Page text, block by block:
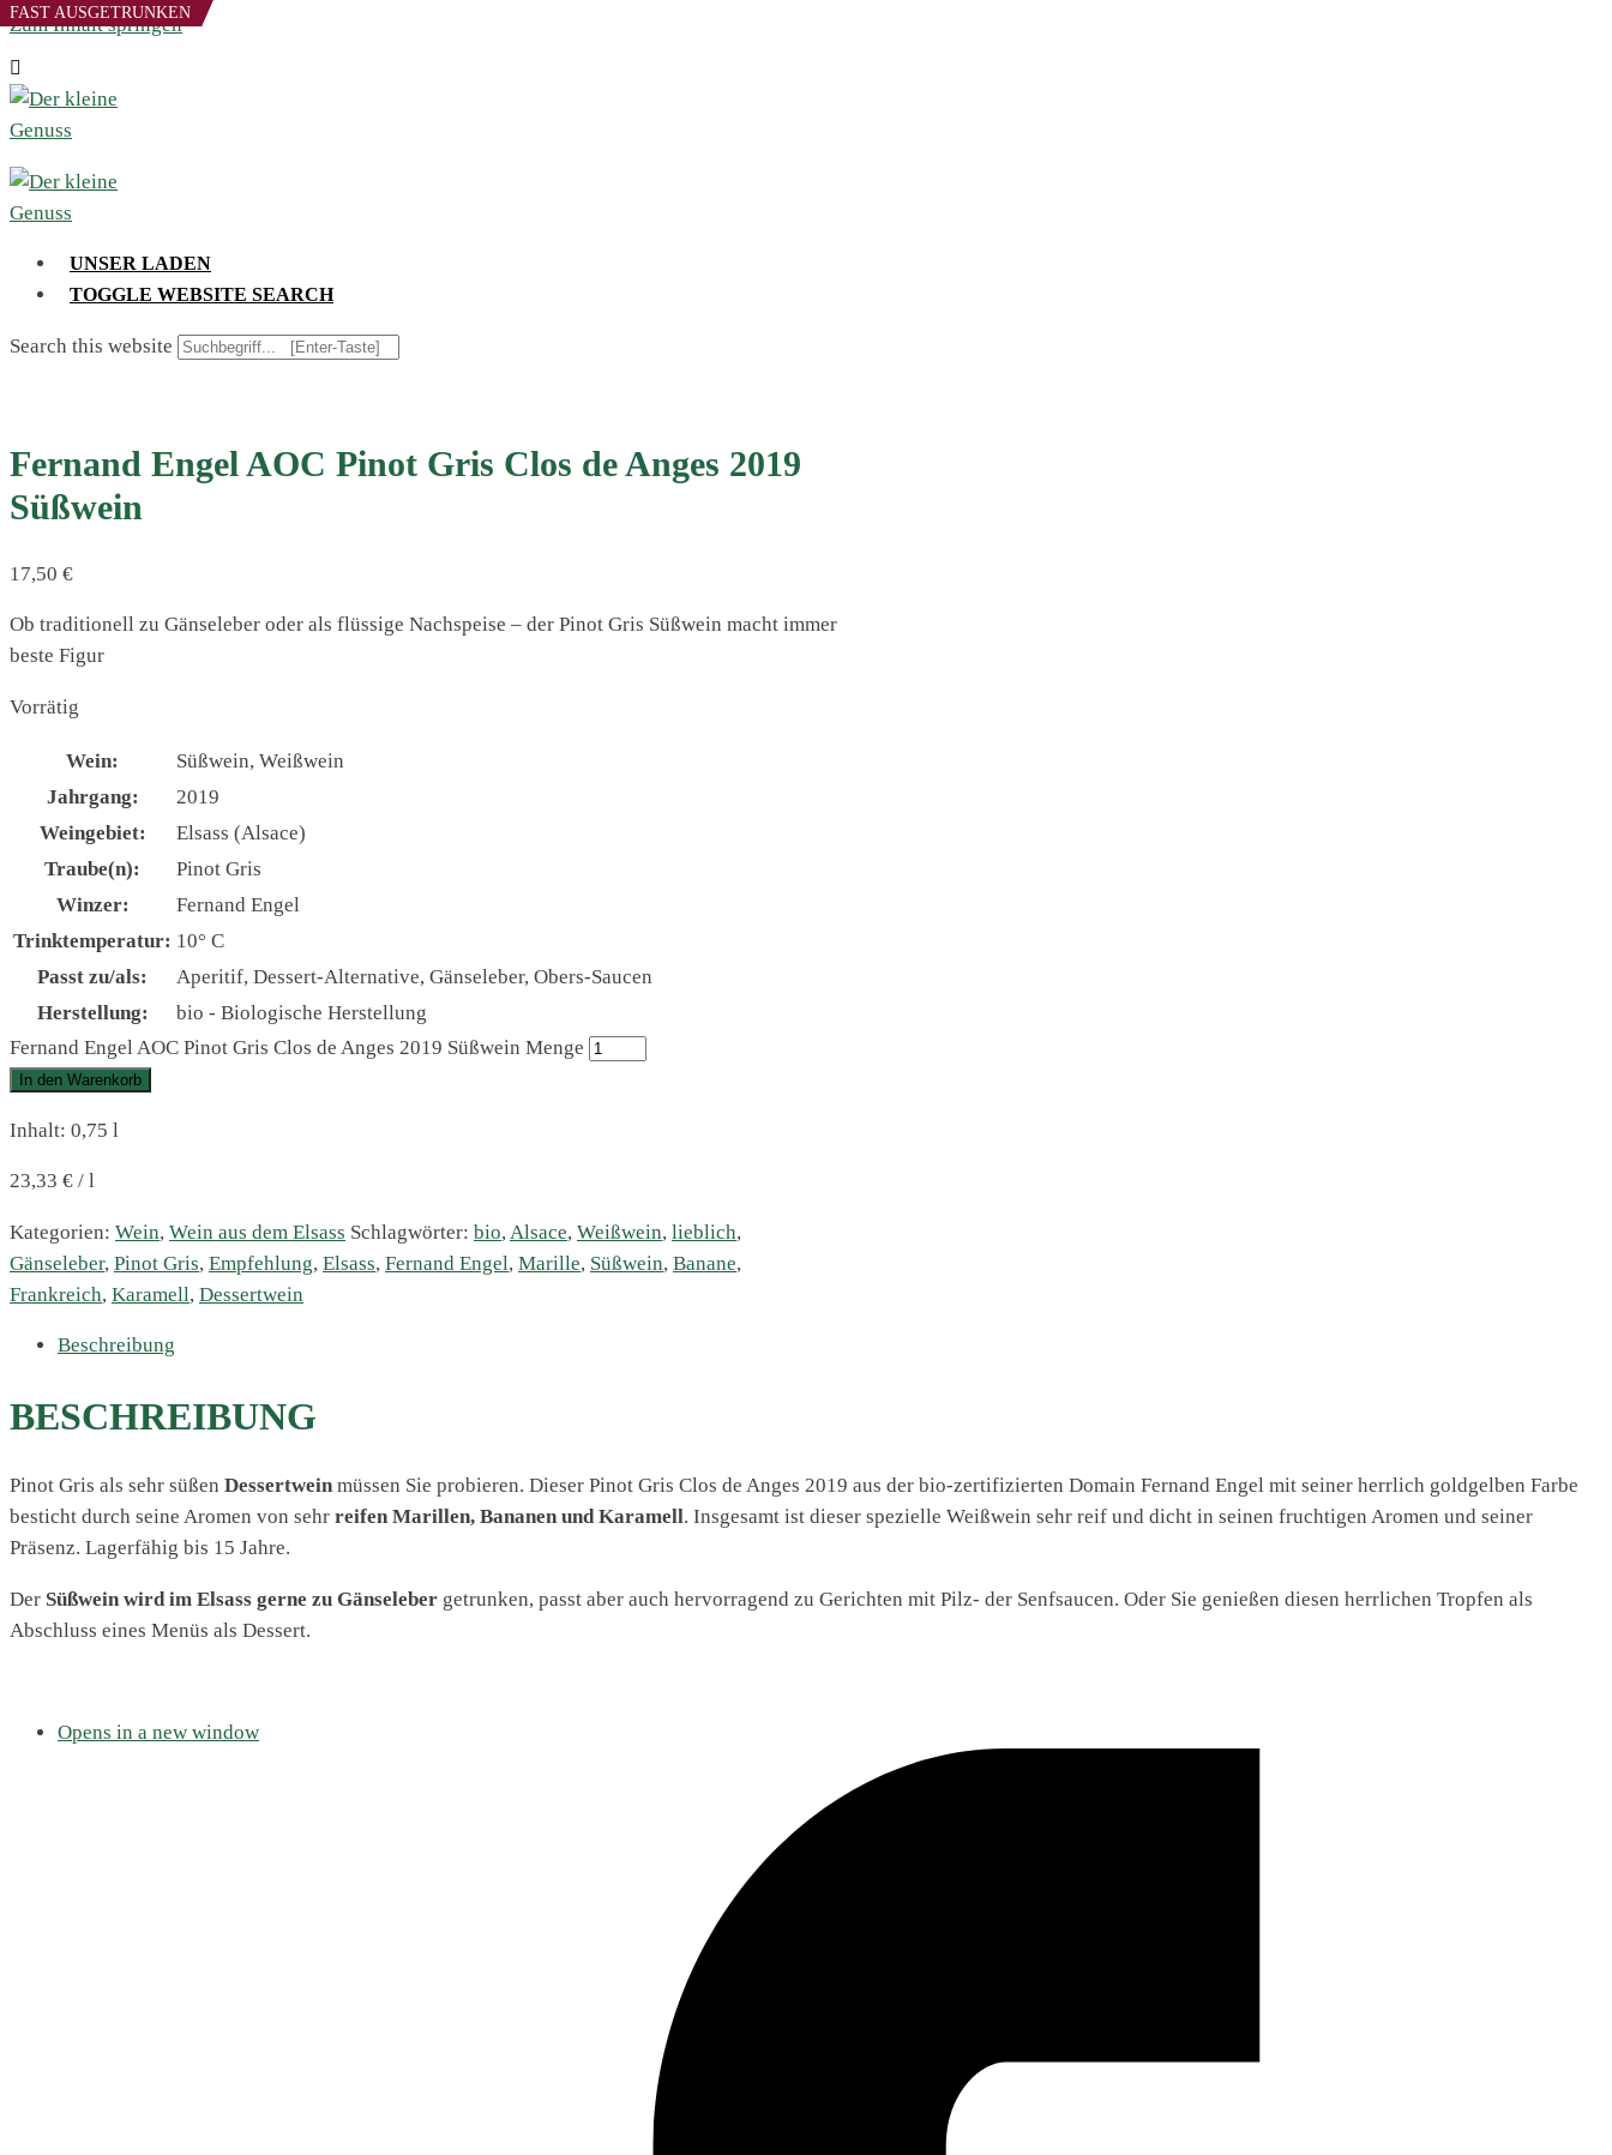
Zum Inhalt springen
UNSER LADEN
TOGGLE WEBSITE SEARCH
Search this website
Fernand Engel AOC Pinot Gris Clos de Anges 2019
Süßwein
17,50 €
Ob traditionell zu Gänseleber oder als flüssige Nachspeise – der Pinot Gris Süßwein macht immer
beste Figur
Vorrätig
Wein:
Süßwein, Weißwein
Jahrgang:
2019
Weingebiet:
Elsass (Alsace)
Traube(n):
Pinot Gris
Winzer:
Fernand Engel
Trinktemperatur: 10° C
Passt zu/als:
Aperitif, Dessert-Alternative, Gänseleber, Obers-Saucen
Herstellung:
bio - Biologische Herstellung
Fernand Engel AOC Pinot Gris Clos de Anges 2019 Süßwein Menge
In den Warenkorb
Inhalt: 0,75 l
23,33 € / l
Kategorien: Wein, Wein aus dem Elsass Schlagwörter: bio, Alsace, Weißwein, lieblich,
Gänseleber, Pinot Gris, Empfehlung, Elsass, Fernand Engel, Marille, Süßwein, Banane,
Frankreich, Karamell, Dessertwein
Beschreibung
BESCHREIBUNG
Pinot Gris als sehr süßen Dessertwein müssen Sie probieren. Dieser Pinot Gris Clos de Anges 2019 aus der bio-zertifizierten Domain Fernand Engel mit seiner herrlich goldgelben Farbe
besticht durch seine Aromen von sehr reifen Marillen, Bananen und Karamell. Insgesamt ist dieser spezielle Weißwein sehr reif und dicht in seinen fruchtigen Aromen und seiner
Präsenz. Lagerfähig bis 15 Jahre.
Der Süßwein wird im Elsass gerne zu Gänseleber getrunken, passt aber auch hervorragend zu Gerichten mit Pilz- der Senfsaucen. Oder Sie genießen diesen herrlichen Tropfen als
Abschluss eines Menüs als Dessert.
Opens in a new window
FAST AUSGETRUNKEN
FAST AUSGETRUNKEN